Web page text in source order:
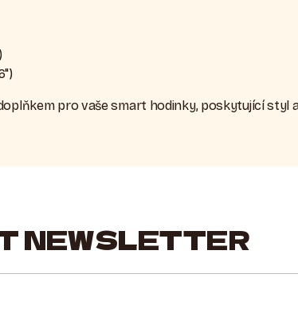
pro vaše smart hodinky, poskytující styl
NEWSLETTER